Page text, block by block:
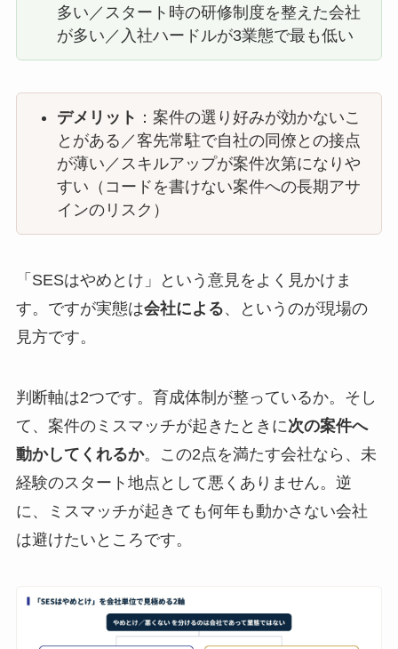
多い／スタート時の研修制度を整えた会社
が多い／入社ハードルが3業態で最も低い
デメリット ：案件の選り好みが効かないこ
とがある／客先常駐で自社の同僚との接点
が薄い／スキルアップが案件次第になりや
すい（コードを書けない案件への長期アサ
インのリスク）
「SESはやめとけ」という意見をよく見かけま
す。ですが実態は会社による、というのが現場の
見方です。
判断軸は2つです。育成体制が整っているか。そし
て、案件のミスマッチが起きたときに次の案件へ
動かしてくれるか。この2点を満たす会社なら、未
経験のスタート地点として悪くありません。逆
に、ミスマッチが起きても何年も動かさない会社
は避けたいところです。